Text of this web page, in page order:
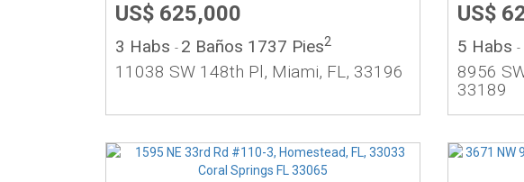
US$ 625,000
3 Habs - 2 Baños 1737 Pies2
11038 SW 148th Pl, Miami, FL, 33196
US$
5 Habs -
8956
33189